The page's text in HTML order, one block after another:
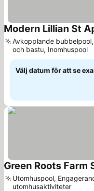
Modern Lillian St
Avkopplande
och bastu, Inomhuspool
Välj datum för att se
Green Roots Farm
Utomhuspool,
utomhusaktiviteter